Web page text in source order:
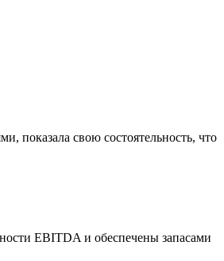
показала свою состоятельность, что
EBITDA и обеспечены запасами